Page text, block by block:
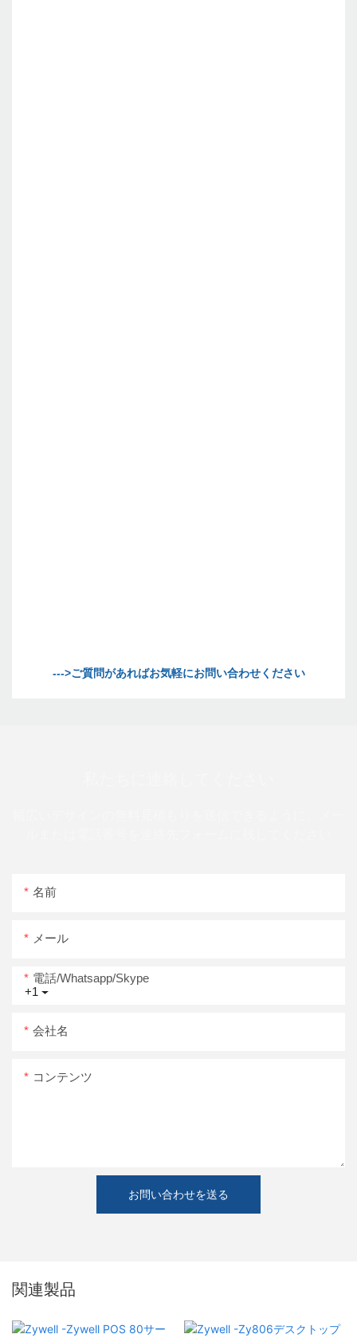
--->ご質問があればお気軽にお問い合わせください
名前
メール
+1
電話/whatsapp/skype
会社名
コンテンツ
お問い合わせを送る
関連製品